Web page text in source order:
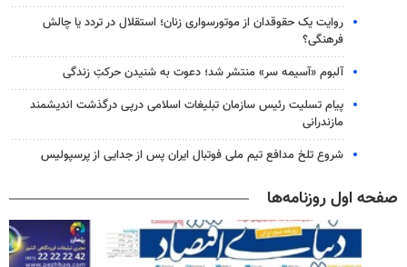
روایت یک حقوقدان از موتورسواری زنان؛ استقلال در تردد یا چالش
فرهنگی؟
آلبوم «آسیمه سر» منتشر شد؛ دعوت به شنیدن حرکتِ زندگی
پیام تسلیت رئیس سازمان تبلیغات اسلامی درپی درگذشت اندیشمند
مازندرانی
شروع تلخ مدافع تیم ملی فوتبال ایران پس از جدایی از پرسپولیس
صفحه اول روزنامه‌ها